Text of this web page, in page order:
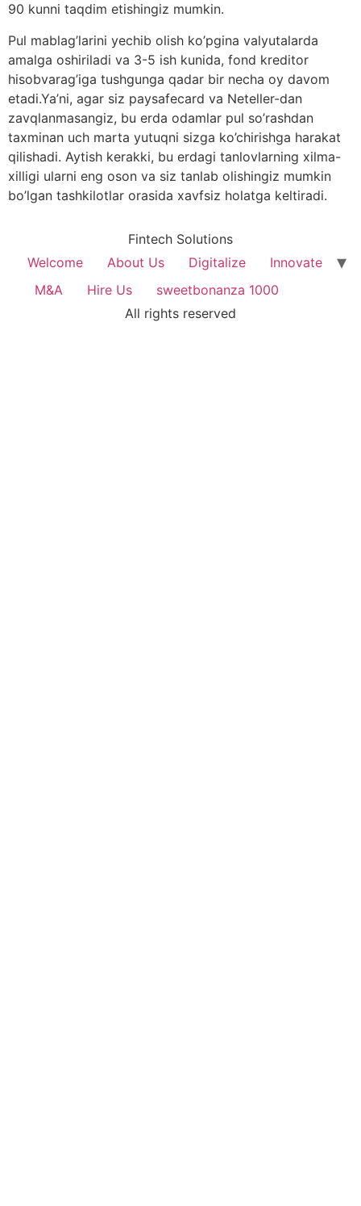
90 kunni taqdim etishingiz mumkin.
Pul mablag’larini yechib olish ko’pgina valyutalarda
amalga oshiriladi va 3-5 ish kunida, fond kreditor
hisobvarag’iga tushgunga qadar bir necha oy davom
etadi.Ya’ni, agar siz paysafecard va Neteller-dan
zavqlanmasangiz, bu erda odamlar pul so’rashdan
taxminan uch marta yutuqni sizga ko’chirishga harakat
qilishadi. Aytish kerakki, bu erdagi tanlovlarning xilma-
xilligi ularni eng oson va siz tanlab olishingiz mumkin
bo’lgan tashkilotlar orasida xavfsiz holatga keltiradi.
Fintech Solutions
Welcome
About Us Digitalize
Innovate
M&A
Hire Us
sweetbonanza 1000
All rights reserved